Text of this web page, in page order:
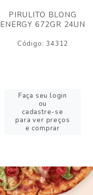
PIRULITO BLONG
ENERGY 672GR 24UN
Código: 34312
Faça seu login
ou
cadastre-se
para ver preços
e comprar